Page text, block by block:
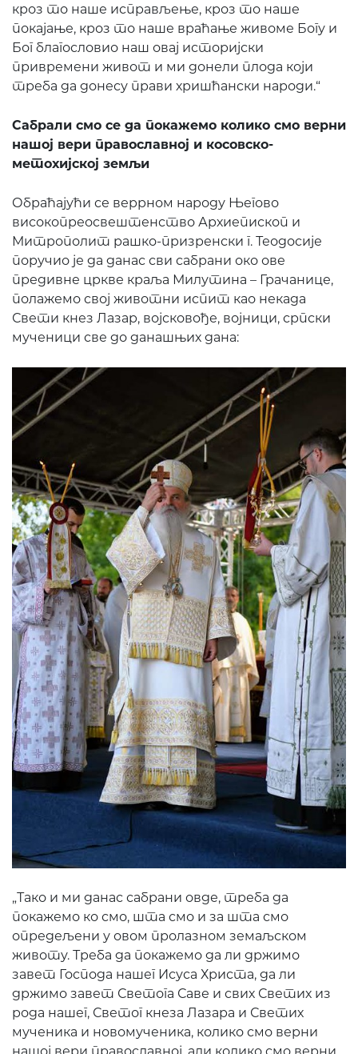
кроз то наше исправљење, кроз то наше
покајање, кроз то наше враћање живоме Богу и
Бог благословио наш овај историјски
привремени живот и ми донели плода који
треба да донесу прави хришћански народи.“
Сабрали смо се да покажемо колико смо верни
нашој вери православној и косовско-
метохијској земљи
Обраћајући се веррном народу Његово
високопреосвештенство Архиепископ и
Митрополит рашко-призренски г. Теодосије
поручио је да данас сви сабрани око ове
предивне цркве краља Милутина – Грачанице,
полажемо свој животни испит као некада
Свети кнез Лазар, војсковође, војници, српски
мученици све до данашњих дана:
„Тако и ми данас сабрани овде, треба да
покажемо ко смо, шта смо и за шта смо
опредељени у овом пролазном земаљском
животу. Треба да покажемо да ли држимо
завет Господа нашег Исуса Христа, да ли
држимо завет Светога Саве и свих Светих из
рода нашег, Светог кнеза Лазара и Светих
мученика и новомученика, колико смо верни